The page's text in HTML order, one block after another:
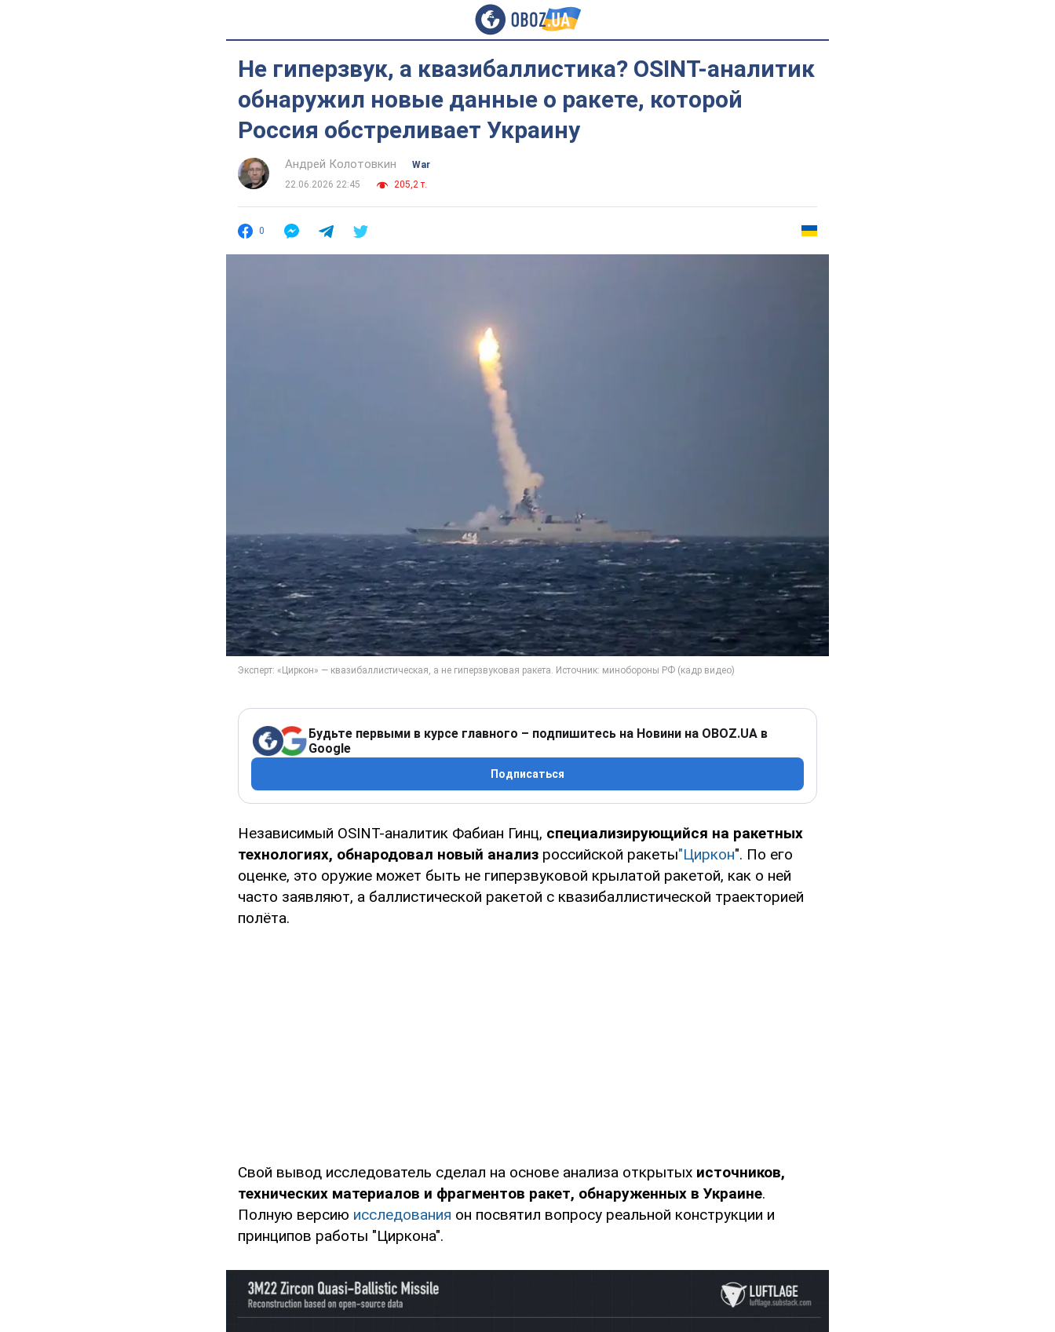
Не гиперзвук, а квазибаллистика? OSINT-аналитик
обнаружил новые данные о ракете, которой
Россия обстреливает Украину
Андрей Колотовкин
War
22.06.2026 22:45
205,2 т.
0
Будьте первыми в курсе главного – подпишитесь на Новини на OBOZ.UA в
Google
Подписаться
Независимый OSINT-аналитик Фабиан Гинц, специализирующийся на ракетных
технологиях, обнародовал новый анализ российской ракеты"Циркон". По его
оценке, это оружие может быть не гиперзвуковой крылатой ракетой, как о ней
часто заявляют, а баллистической ракетой с квазибаллистической траекторией
полёта.
Свой вывод исследователь сделал на основе анализа открытых источников,
технических материалов и фрагментов ракет, обнаруженных в Украине.
Полную версию исследования он посвятил вопросу реальной конструкции и
принципов работы "Циркона".